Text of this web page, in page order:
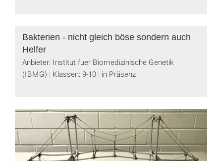
Bakterien - nicht gleich böse sondern auch
Helfer
Anbieter: Institut fuer Biomedizinische Genetik
(IBMG)
Klassen: 9-10 in Präsenz